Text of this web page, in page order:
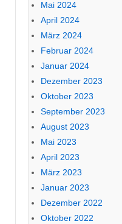
Mai 2024
April 2024
März 2024
Februar 2024
Januar 2024
Dezember 2023
Oktober 2023
September 2023
August 2023
Mai 2023
April 2023
März 2023
Januar 2023
Dezember 2022
Oktober 2022